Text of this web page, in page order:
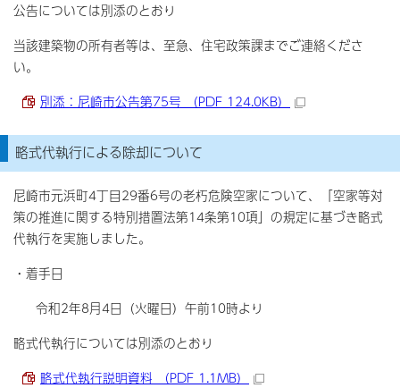
公告については別添のとおり
当該建築物の所有者等は、至急、住宅政策課までご連絡くださ
い。
別添：尼崎市公告第75号 （PDF 124.0KB）
略式代執行による除却について
尼崎市元浜町4丁目29番6号の老朽危険空家について、「空家等対
策の推進に関する特別措置法第14条第10項」の規定に基づき略式
代執行を実施しました。
・着手日
令和2年8月4日（火曜日）午前10時より
略式代執行については別添のとおり
略式代執行説明資料 （PDF 1.1MB）